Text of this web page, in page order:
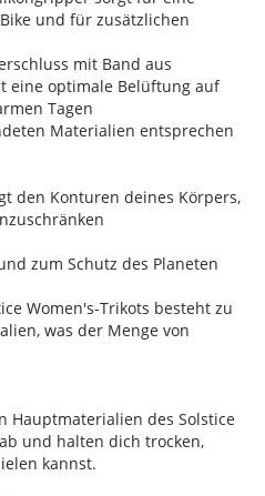
und für zusätzlichen
mit Band aus
eine optimale Belüftung auf
Tagen
Materialien entsprechen
den Konturen deines Körpers,
zum Schutz des Planeten
Women's-Trikots besteht zu
was der Menge von
Hauptmaterialien des Solstice
und halten dich trocken,
kannst.